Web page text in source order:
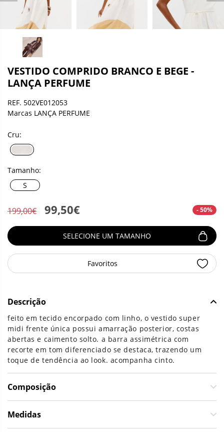
VESTIDO COMPRIDO BRANCO E BEGE -
LANÇA PERFUME
REF. 502VE012053
Marcas LANÇA PERFUME
Cru:
Tamanho:
S
199,00€ 99,50€ - 50%
SELECIONE UM TAMANHO
Favoritos
Descrição
feito em tecido encorpado com linho, o vestido super
midi frente única possui amarração posterior, costas
abertas e caimento solto. a barra assimétrica com
recorte em tom diferenciado se destaca, trazendo um
toque de tendência ao look. acompanha cinto.
Composição
Medidas